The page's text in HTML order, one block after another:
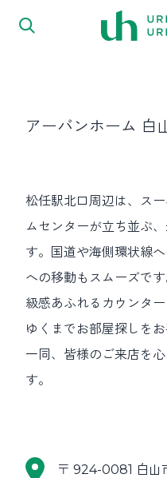
アーバンホーム 白
松任駅北口周辺は、ス
ムセンターが立ち並ぶ
す。国道や海側環状線
への移動もスムーズで
級感あふれるカウンタ
ゆくまでお部屋探しを
一同、皆様のご来店を
す。
〒 924-0081 白山